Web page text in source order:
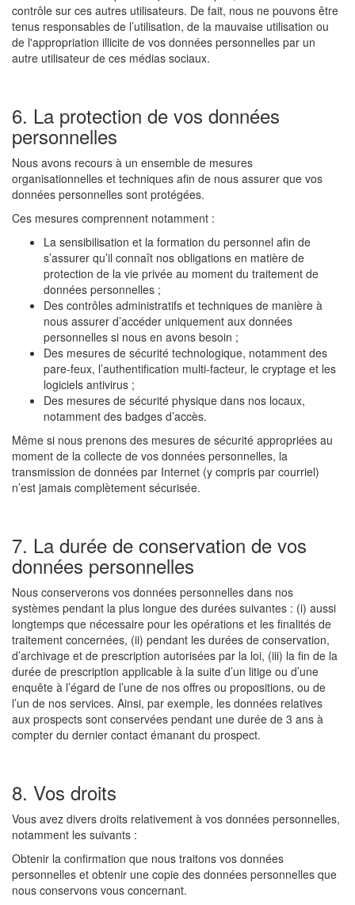
contrôle sur ces autres utilisateurs. De fait, nous ne pouvons être
tenus responsables de l’utilisation, de la mauvaise utilisation ou
de l'appropriation illicite de vos données personnelles par un
autre utilisateur de ces médias sociaux.
6. La protection de vos données
personnelles
Nous avons recours à un ensemble de mesures
organisationnelles et techniques afin de nous assurer que vos
données personnelles sont protégées.
Ces mesures comprennent notamment :
La sensibilisation et la formation du personnel afin de
s’assurer qu’il connaît nos obligations en matière de
protection de la vie privée au moment du traitement de
données personnelles ;
Des contrôles administratifs et techniques de manière à
nous assurer d’accéder uniquement aux données
personnelles si nous en avons besoin ;
Des mesures de sécurité technologique, notamment des
pare-feux, l’authentification multi-facteur, le cryptage et les
logiciels antivirus ;
Des mesures de sécurité physique dans nos locaux,
notamment des badges d’accès.
Même si nous prenons des mesures de sécurité appropriées au
moment de la collecte de vos données personnelles, la
transmission de données par Internet (y compris par courriel)
n’est jamais complètement sécurisée.
7. La durée de conservation de vos
données personnelles
Nous conserverons vos données personnelles dans nos
systèmes pendant la plus longue des durées suivantes : (i) aussi
longtemps que nécessaire pour les opérations et les finalités de
traitement concernées, (ii) pendant les durées de conservation,
d’archivage et de prescription autorisées par la loi, (iii) la fin de la
durée de prescription applicable à la suite d’un litige ou d’une
enquête à l’égard de l’une de nos offres ou propositions, ou de
l’un de nos services. Ainsi, par exemple, les données relatives
aux prospects sont conservées pendant une durée de 3 ans à
compter du dernier contact émanant du prospect.
8. Vos droits
Vous avez divers droits relativement à vos données personnelles,
notamment les suivants :
Obtenir la confirmation que nous traitons vos données
personnelles et obtenir une copie des données personnelles que
nous conservons vous concernant.